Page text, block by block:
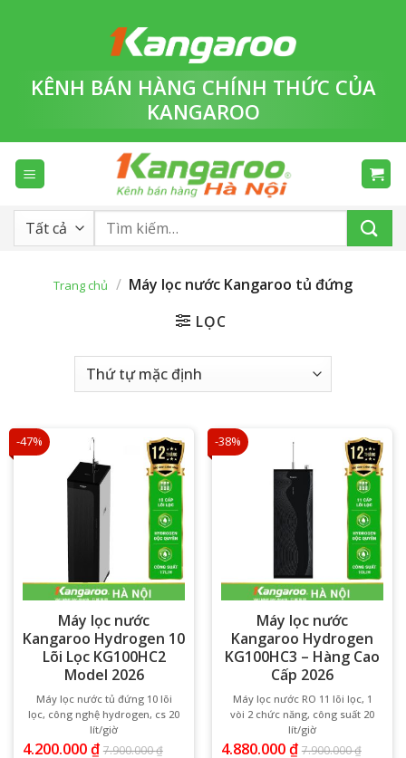
dungKÊNH BÁN HÀNG CHÍNH THỨC CỦA
KANGAROO
Tìm
Trang chủ / Máy lọc nước Kangaroo tủ đứng
LỌC
-47%
Máy lọc nước
Kangaroo Hydrogen 10
Lõi Lọc KG100HC2
Model 2026
Máy lọc nước tủ đứng 10 lõi
lọc, công nghệ hydrogen, cs 20
lít/giờ
4.200.000₫ 7.900.000₫
-38%
Máy lọc nước
Kangaroo Hydrogen
KG100HC3 – Hàng Cao
Cấp 2026
Máy lọc nước RO 11 lõi lọc, 1
vòi 2 chức năng, công suất 20
lít/giờ
4.880.000₫ 7.900.000₫